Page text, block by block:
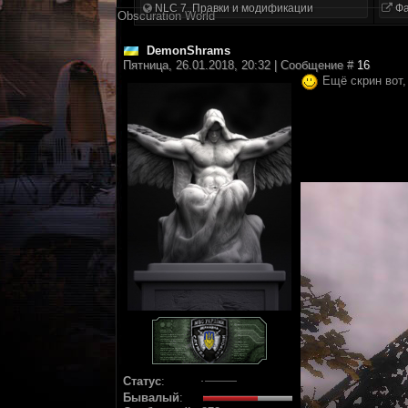
NLC 7. Правки и модификации
Obscuration World
DemonShrams
Пятница, 26.01.2018, 20:32 | Сообщение # 16
Статус:
Бывалый:
Ещё скрин